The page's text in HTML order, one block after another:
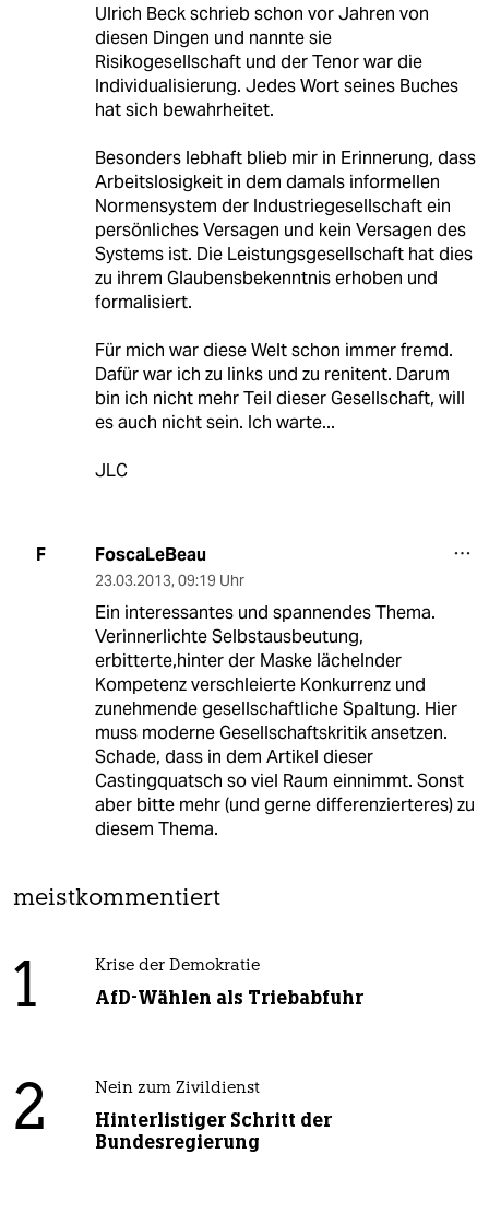
Ulrich Beck schrieb schon vor Jahren von
diesen Dingen und nannte sie
Risikogesellschaft und der Tenor war die
Individualisierung. Jedes Wort seines Buches
hat sich bewahrheitet.
Besonders lebhaft blieb mir in Erinnerung, dass
Arbeitslosigkeit in dem damals informellen
Normensystem der Industriegesellschaft ein
persönliches Versagen und kein Versagen des
Systems ist. Die Leistungsgesellschaft hat dies
zu ihrem Glaubensbekenntnis erhoben und
formalisiert.
Für mich war diese Welt schon immer fremd.
Dafür war ich zu links und zu renitent. Darum
bin ich nicht mehr Teil dieser Gesellschaft, will
es auch nicht sein. Ich warte...
JLC
F FoscaLeBeau
23.03.2013, 09:19 Uhr
Ein interessantes und spannendes Thema.
Verinnerlichte Selbstausbeutung,
erbitterte,hinter der Maske lächelnder
Kompetenz verschleierte Konkurrenz und
zunehmende gesellschaftliche Spaltung. Hier
muss moderne Gesellschaftskritik ansetzen.
Schade, dass in dem Artikel dieser
Castingquatsch so viel Raum einnimmt. Sonst
aber bitte mehr (und gerne differenzierteres) zu
diesem Thema.
meistkommentiert
1 Krise der Demokratie
AfD-Wählen als Triebabfuhr
2 Nein zum Zivildienst
Hinterlistiger Schritt der
Bundesregierung